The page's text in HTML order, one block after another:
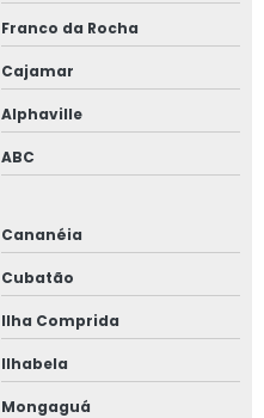
Franco da Rocha
Cajamar
Alphaville
ABC
Cananéia
Cubatão
Ilha Comprida
Ilhabela
Mongaguá